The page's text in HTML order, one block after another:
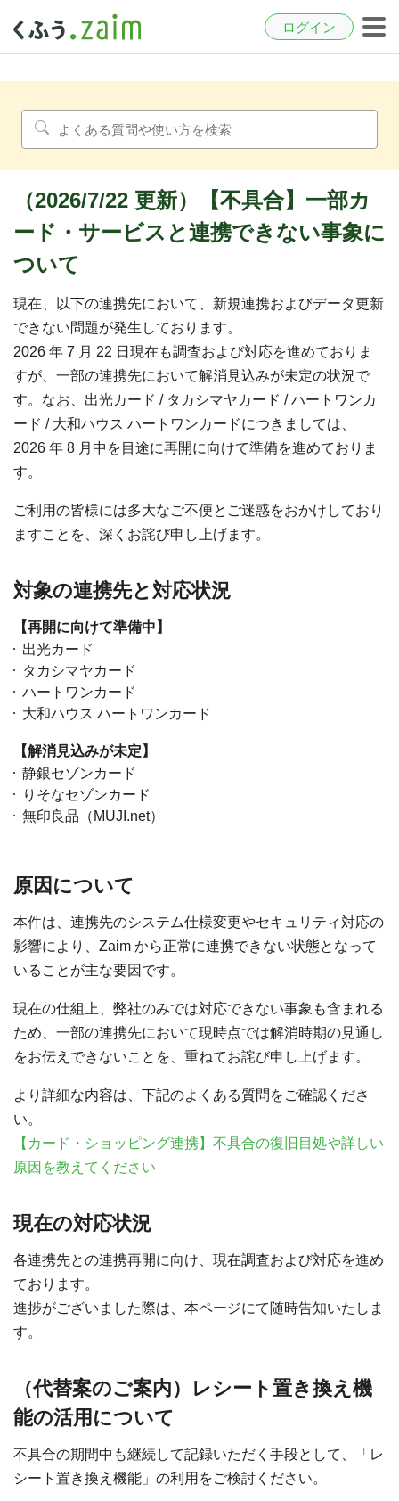
ログイン
（2026/7/22 更新）【不具合】一部カ
ード・サービスと連携できない事象に
ついて
現在、以下の連携先において、新規連携およびデータ更新
できない問題が発生しております。
2026 年 7 月 22 日現在も調査および対応を進めておりま
すが、一部の連携先において解消見込みが未定の状況で
す。なお、出光カード / タカシマヤカード / ハートワンカ
ード / 大和ハウス ハートワンカードにつきましては、
2026 年 8 月中を目途に再開に向けて準備を進めておりま
す。
ご利用の皆様には多大なご不便とご迷惑をおかけしており
ますことを、深くお詫び申し上げます。
対象の連携先と対応状況
【再開に向けて準備中】
出光カード
タカシマヤカード
ハートワンカード
大和ハウス ハートワンカード
【解消見込みが未定】
静銀セゾンカード
りそなセゾンカード
無印良品（MUJI.net）
原因について
本件は、連携先のシステム仕様変更やセキュリティ対応の
影響により、Zaim から正常に連携できない状態となって
いることが主な要因です。
現在の仕組上、弊社のみでは対応できない事象も含まれる
ため、一部の連携先において現時点では解消時期の見通し
をお伝えできないことを、重ねてお詫び申し上げます。
より詳細な内容は、下記のよくある質問をご確認くださ
い。
【カード・ショッピング連携】不具合の復旧目処や詳しい
原因を教えてください
現在の対応状況
各連携先との連携再開に向け、現在調査および対応を進め
ております。
進捗がございました際は、本ページにて随時告知いたしま
す。
（代替案のご案内）レシート置き換え機
能の活用について
不具合の期間中も継続して記録いただく手段として、「レ
シート置き換え機能」の利用をご検討ください。